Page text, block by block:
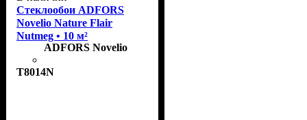
Стеклообои ADFORS
Novelio Nature Flair
Nutmeg • 10 м²
ADFORS Novelio
T8014N